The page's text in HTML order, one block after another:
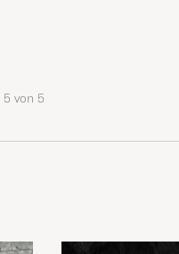
5 von 5